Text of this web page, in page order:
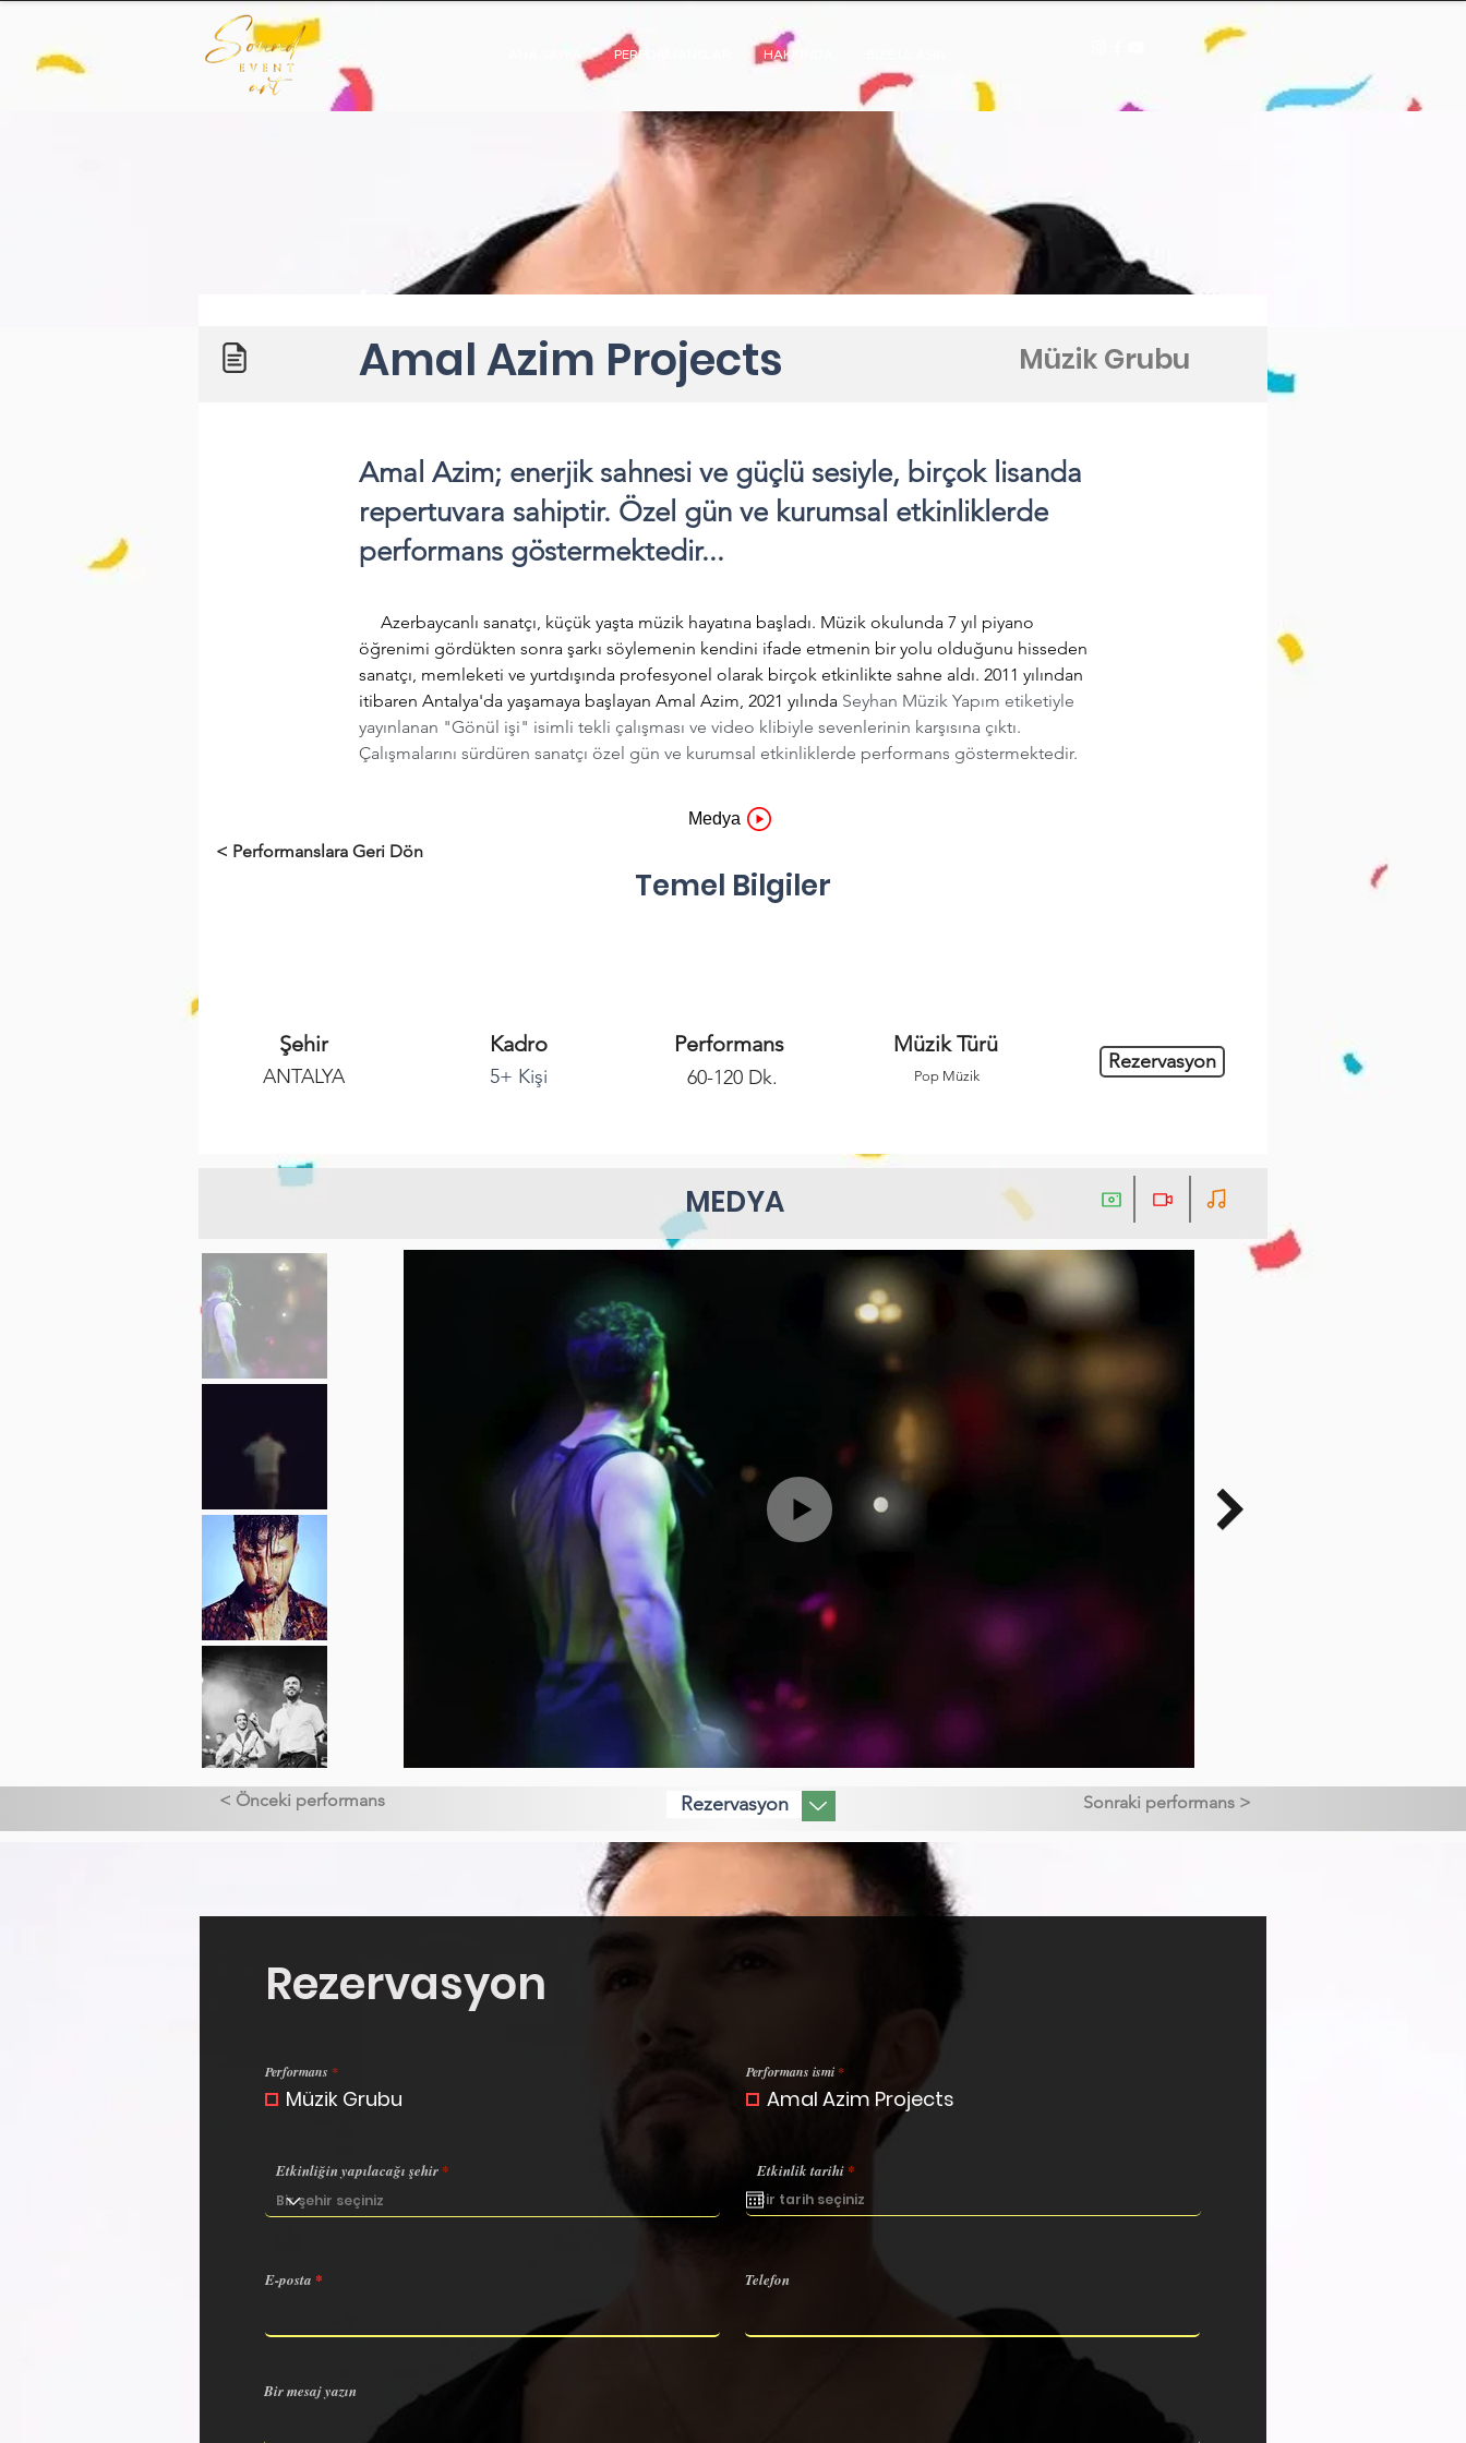
PERFORMANSLAR HAKKINDA
Amal Azim Projects Müzik Grubu
Amal Azim; enerjik sahnesi ve güçlü sesiyle, birçok lisanda
repertuvara sahiptir. Özel gün ve kurumsal etkinliklerde
performans göstermektedir...
öğrenimi gördükten sonra şarkı söylemenin kendini ifade etmenin bir yolu olduğunu hisseden
sanatçı, memleketi ve yurtdışında profesyonel olarak birçok etkinlikte sahne aldı. 2011 yılından
itibaren Antalya'da yaşamaya başlayan Amal Azim, 2021 yılında Seyhan Müzik Yapım etiketiyle
yayınlanan "Gönül işi" isimli tekli çalışması ve video klibiyle sevenlerinin karşısına çıktı.
Çalışmalarını sürdüren sanatçı özel gün ve kurumsal etkinliklerde performans göstermektedir.
Medya
< Performanslara Geri Dön
Temel Bilgiler
Şehir
ANTALYA
Kadro
5+ Kişi
Performans
60-120 Dk.
Müzik Türü
Pop Müzik
Rezervasyon
MEDYA
< Önceki performans Rezervasyon Sonraki performans >
Rezervasyon
Performans *Z
u
Müzik Grubu
Etkinliğin yapılacağı şehir
E-posta
Performans ismi *Z
r
u
Amal Azim Projects
Etkinlik tarihi *
q
u
Telefon
Bir mesaj yazın